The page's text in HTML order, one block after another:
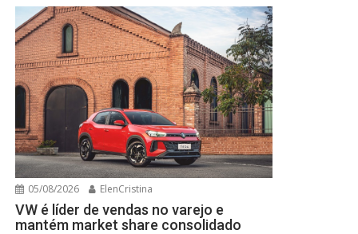
05/08/2026 ElenCristina
VW é líder de vendas no varejo e
mantém market share consolidado